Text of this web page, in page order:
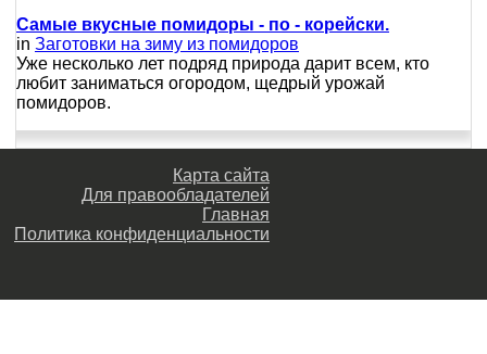
Самые вкусные помидоры - по - корейски.
in Заготовки на зиму из помидоров
Уже несколько лет подряд природа дарит всем, кто
любит заниматься огородом, щедрый урожай
помидоров.
Карта сайта
Для правообладателей
Главная
Политика конфиденциальности